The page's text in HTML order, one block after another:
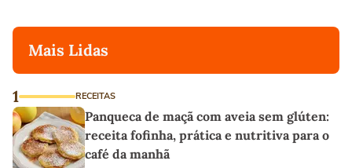
Mais Lidas
1 RECEITAS
Panqueca de maçã com aveia sem glúten:
receita fofinha, prática e nutritiva para o
café da manhã